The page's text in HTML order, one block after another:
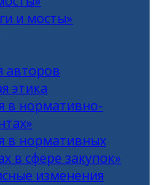
и мосты»
авторов
этика
в нормативно-
в нормативных
в сфере закупок»
изменения